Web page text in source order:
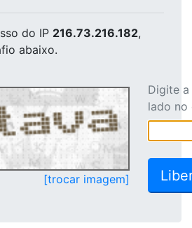
do IP 216.73.216.182,
abaixo.
[trocar imagem]
Digite
lado no